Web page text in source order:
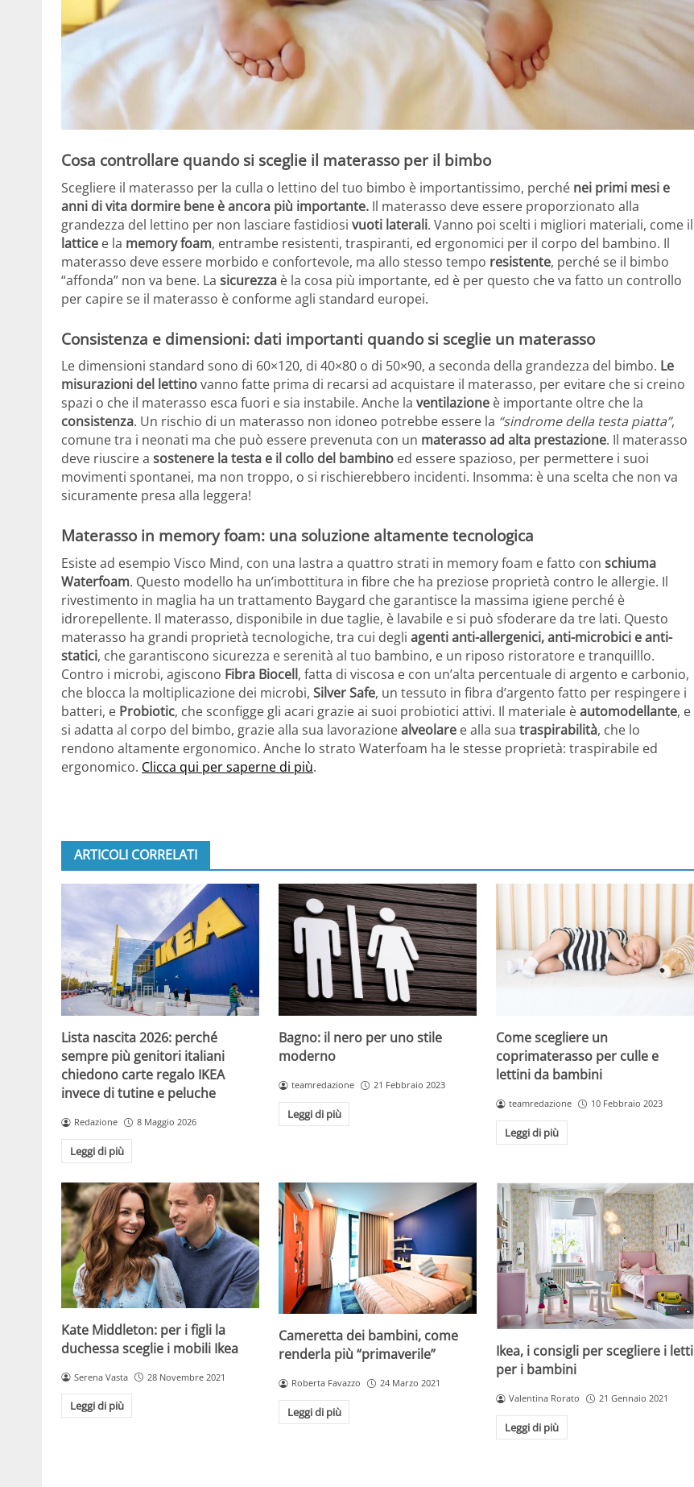
Cosa controllare quando si sceglie il materasso per il bimbo
Scegliere il materasso per la culla o lettino del tuo bimbo è importantissimo, perché nei primi mesi e
anni di vita dormire bene è ancora più importante. Il materasso deve essere proporzionato alla
grandezza del lettino per non lasciare fastidiosi vuoti laterali. Vanno poi scelti i migliori materiali, come il
lattice e la memory foam, entrambe resistenti, traspiranti, ed ergonomici per il corpo del bambino. Il
materasso deve essere morbido e confortevole, ma allo stesso tempo resistente, perché se il bimbo
“affonda” non va bene. La sicurezza è la cosa più importante, ed è per questo che va fatto un controllo
per capire se il materasso è conforme agli standard europei.
Consistenza e dimensioni: dati importanti quando si sceglie un materasso
Le dimensioni standard sono di 60×120, di 40×80 o di 50×90, a seconda della grandezza del bimbo. Le
misurazioni del lettinovanno fatte prima di recarsi ad acquistare il materasso, per evitare che si creino
spazi o che il materasso esca fuori e sia instabile. Anche la ventilazione è importante oltre che la
consistenza. Un rischio di un materasso non idoneo potrebbe essere la “sindrome della testa piatta”,
comune tra i neonati ma che può essere prevenuta con un materasso ad alta prestazione. Il materasso
deve riuscire a sostenere la testa e il collo del bambino ed essere spazioso, per permettere i suoi
movimenti spontanei, ma non troppo, o si rischierebbero incidenti. Insomma: è una scelta che non va
sicuramente presa alla leggera!
Materasso in memory foam: una soluzione altamente tecnologica
Esiste ad esempio Visco Mind, con una lastra a quattro strati in memory foam e fatto con schiuma
Waterfoam. Questo modello ha un’imbottitura in fibre che ha preziose proprietà contro le allergie. Il
rivestimento in maglia ha un trattamento Baygard che garantisce la massima igiene perché è
idrorepellente. Il materasso, disponibile in due taglie, è lavabile e si può sfoderare da tre lati. Questo
materasso ha grandi proprietà tecnologiche, tra cui degli agenti anti-allergenici, anti-microbici e anti-
statici, che garantiscono sicurezza e serenità al tuo bambino, e un riposo ristoratore e tranquilllo.
Contro i microbi, agiscono Fibra Biocell, fatta di viscosa e con un’alta percentuale di argento e carbonio,
che blocca la moltiplicazione dei microbi, Silver Safe, un tessuto in fibra d’argento fatto per respingere i
batteri, e Probiotic, che sconfigge gli acari grazie ai suoi probiotici attivi. Il materiale èautomodellante, e
si adatta al corpo del bimbo, grazie alla sua lavorazionealveolare e alla sua traspirabilità, che lo
rendono altamente ergonomico. Anche lo strato Waterfoam ha le stesse proprietà: traspirabile ed
ergonomico. Clicca qui per saperne di più.
ARTICOLI CORRELATI
Lista nascita 2026: perché
sempre più genitori italiani
chiedono carte regalo IKEA
invece di tutine e peluche
Redazione 8 Maggio 2026
Leggi di più
Bagno: il nero per uno stile
moderno
teamredazione 21 Febbraio 2023
Leggi di più
Come scegliere un
coprimaterasso per culle e
lettini da bambini
teamredazione 10 Febbraio 2023
Leggi di più
Kate Middleton: per i figli la
duchessa sceglie i mobili Ikea
Serena Vasta 28 Novembre 2021
Leggi di più
Cameretta dei bambini, come
renderla più “primaverile”
Roberta Favazzo 24 Marzo 2021
Leggi di più
Ikea, i consigli per scegliere i letti
per i bambini
Valentina Rorato 21 Gennaio 2021
Leggi di più